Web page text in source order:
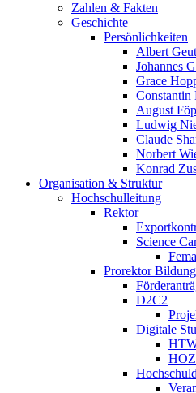
Zahlen & Fakten
Geschichte
Persönlichkeiten
Albert
Johannes
Grace
Constantin
August
Ludwig
Claude
Norbert
Konrad
Organisation & Struktur
Hochschulleitung
Rektor
Science
Prorektor Bildung
D2C2
Digitale